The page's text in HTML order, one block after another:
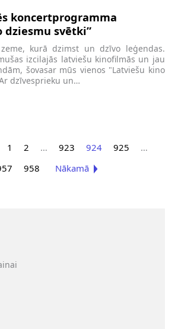
koncertprogramma
dziesmu svētki”
kurā dzimst un dzīvo leģendas.
izcilajās latviešu kinofilmās un jau
šovasar mūs vienos "Latviešu kino
dzīvesprieku un…
1 2 … 923 924 925
…
958 Nākamā